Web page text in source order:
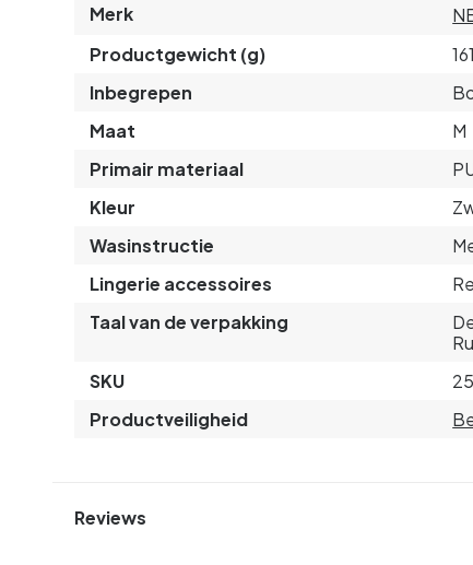
Merk
Productgewicht (g)
Inbegrepen
Maat
M
Primair materiaal
Kleur
Wasinstructie
Lingerie accessoires
Taal van de verpakking
SKU
Productveiligheid
Reviews